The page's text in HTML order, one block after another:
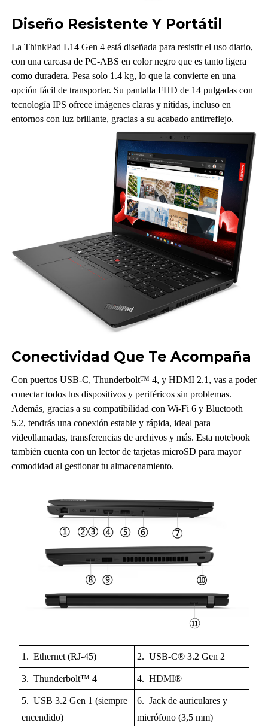
Diseño Resistente Y Portátil
La ThinkPad L14 Gen 4 está diseñada para resistir el uso diario,
con una carcasa de PC-ABS en color negro que es tanto ligera
como duradera. Pesa solo 1.4 kg, lo que la convierte en una
opción fácil de transportar. Su pantalla FHD de 14 pulgadas con
tecnología IPS ofrece imágenes claras y nítidas, incluso en
entornos con luz brillante, gracias a su acabado antirreflejo.
Conectividad Que Te Acompaña
Con puertos USB-C, Thunderbolt™ 4, y HDMI 2.1, vas a poder
conectar todos tus dispositivos y periféricos sin problemas.
Además, gracias a su compatibilidad con Wi-Fi 6 y Bluetooth
5.2, tendrás una conexión estable y rápida, ideal para
videollamadas, transferencias de archivos y más. Esta notebook
también cuenta con un lector de tarjetas microSD para mayor
comodidad al gestionar tu almacenamiento.
1. Ethernet (RJ-45) 2. USB-C® 3.2 Gen 2
3. Thunderbolt™ 4 4. HDMI®
5. USB 3.2 Gen 1 (siempre
encendido)
6. Jack de auriculares y
micrófono (3,5 mm)